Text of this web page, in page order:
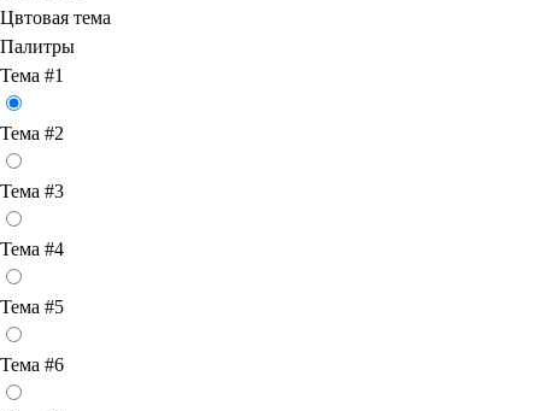
Цвтовая тема
Палитры
Тема #1
Тема #2
Тема #3
Тема #4
Тема #5
Тема #6